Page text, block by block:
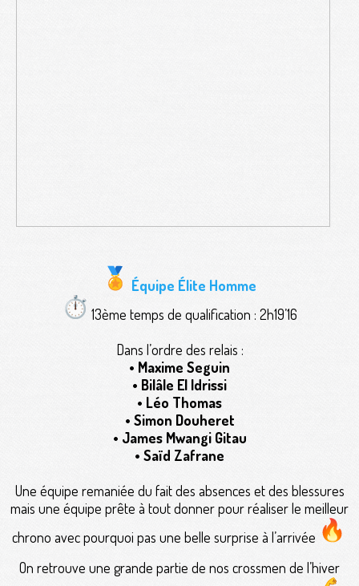
Équipe Élite Homme
13ème temps de qualification : 2h19’16
Dans l’ordre des relais :
• Maxime Seguin
• Bilâle El Idrissi
• Léo Thomas
• Simon Douheret
• James Mwangi Gitau
• Saïd Zafrane
Une équipe remaniée du fait des absences et des blessures
mais une équipe prête à tout donner pour réaliser le meilleur
chrono avec pourquoi pas une belle surprise à l’arrivée
On retrouve une grande partie de nos crossmen de l’hiver